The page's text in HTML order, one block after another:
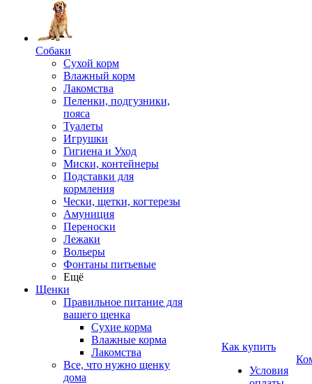
Собаки
Сухой корм
Влажный корм
Лакомства
Пеленки, подгузники,
пояса
Туалеты
Игрушки
Гигиена и Уход
Миски, контейнеры
Подставки для
кормления
Чески, щетки, когтерезы
Амуниция
Переноски
Лежаки
Вольеры
Фонтаны питьевые
Ещё
Щенки
Правильное питание для
вашего щенка
Сухие корма
Влажные корма
Лакомства
Все, что нужно щенку
дома
Как купить
Условия